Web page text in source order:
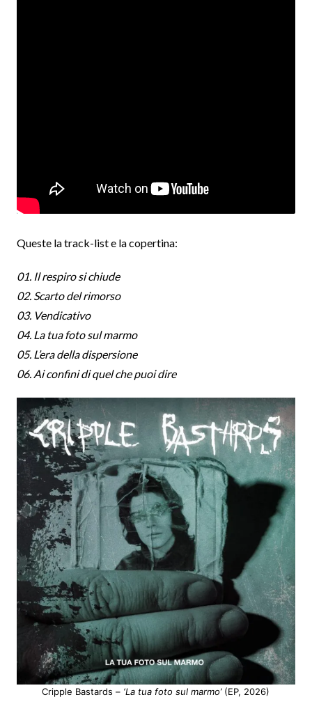
Queste la track-list e la copertina:
01. Il respiro si chiude
02. Scarto del rimorso
03. Vendicativo
04. La tua foto sul marmo
05. L’era della dispersione
06. Ai confini di quel che puoi dire
Cripple Bastards – ‘La tua foto sul marmo’(EP, 2026)